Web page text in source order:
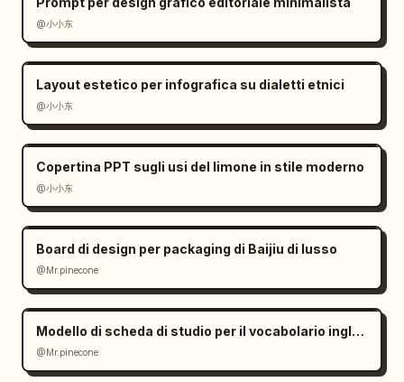
@小小东
Layout estetico per infografica su dialetti etnici
@小小东
Copertina PPT sugli usi del limone in stile moderno
@小小东
Board di design per packaging di Baijiu di lusso
@Mr.pinecone
Modello di scheda di studio per il vocabolario inglese
@Mr.pinecone